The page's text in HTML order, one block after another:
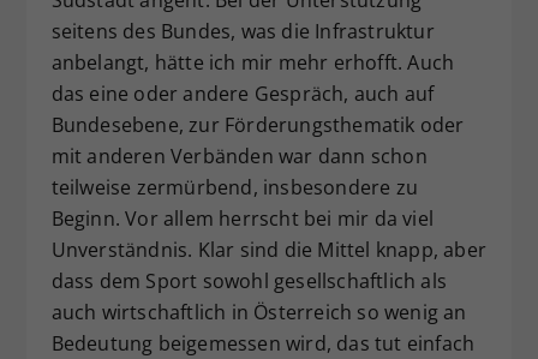
seitens des Bundes, was die Infrastruktur
anbelangt, hätte ich mir mehr erhofft. Auch
das eine oder andere Gespräch, auch auf
Bundesebene, zur Förderungsthematik oder
mit anderen Verbänden war dann schon
teilweise zermürbend, insbesondere zu
Beginn. Vor allem herrscht bei mir da viel
Unverständnis. Klar sind die Mittel knapp, aber
dass dem Sport sowohl gesellschaftlich als
auch wirtschaftlich in Österreich so wenig an
Bedeutung beigemessen wird, das tut einfach